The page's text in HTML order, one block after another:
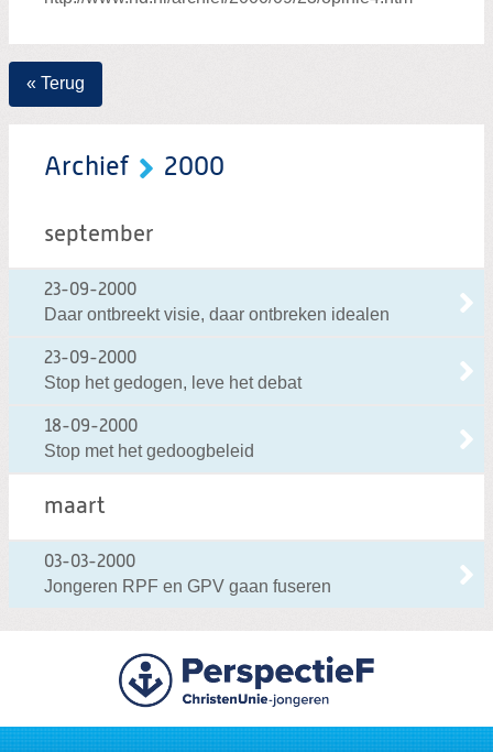
« Terug
Archief 2000
september
23-09-2000
Daar ontbreekt visie, daar ontbreken idealen
23-09-2000
Stop het gedogen, leve het debat
18-09-2000
Stop met het gedoogbeleid
maart
03-03-2000
Jongeren RPF en GPV gaan fuseren